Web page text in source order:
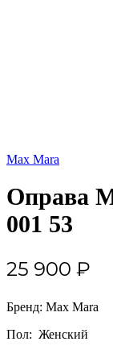
Max Mara
Оправа
001 53
25 900 ₽
Бренд: Max Mara
Пол: Женский